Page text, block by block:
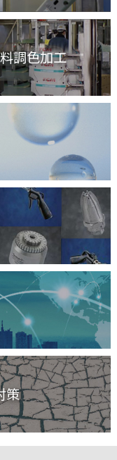
調色加工
策